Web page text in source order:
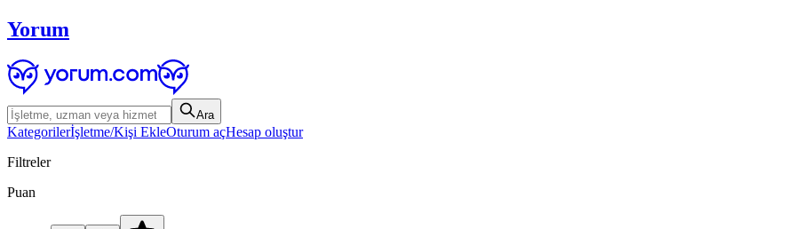
Yorum
Ara
Kategorilerİşletme/Kişi EkleOturum açHesap oluştur
Filtreler
Puan